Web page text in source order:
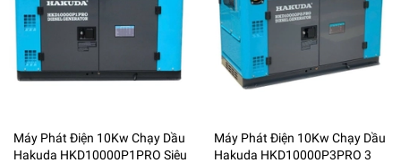
Máy Phát Điện 10Kw Chạy Dầu
Hakuda HKD10000P1PRO Siêu
Máy Phát Điện 10Kw Chạy Dầu
Hakuda HKD10000P3PRO 3